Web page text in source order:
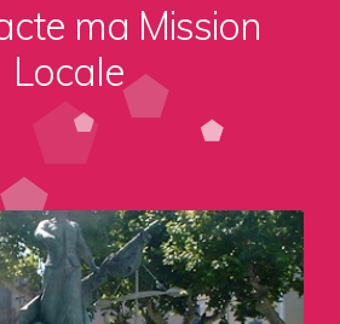
ma Mission
Locale